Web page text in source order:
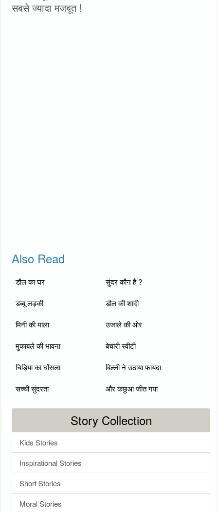
सबसे ज्यादा मजबूत !
Also Read
डौल का घर सुंदर कौन है ?
डब्बू लड़की डौल की शादी
मिनी की माला उजाले की ओर
मुकाबले की भावना बेचारी स्वीटी
चिड़िया का घोंसला बिल्ली ने उठाया फायदा
सच्ची सुंदरता और कछुआ जीत गया
Story Collection
Kids Stories
Inspirational Stories
Short Stories
Moral Stories